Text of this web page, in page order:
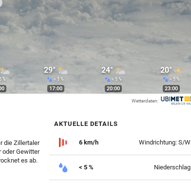
%
29°
< 5 %
17:00
24°
< 5 %
20:00
20°
< 5 %
23:00
Wetterdaten:
die Zillertaler
oder Gewitter
es ab.
AKTUELLE DETAILS
6 km/h Windrichtung: S/W
< 5 % Niederschlag